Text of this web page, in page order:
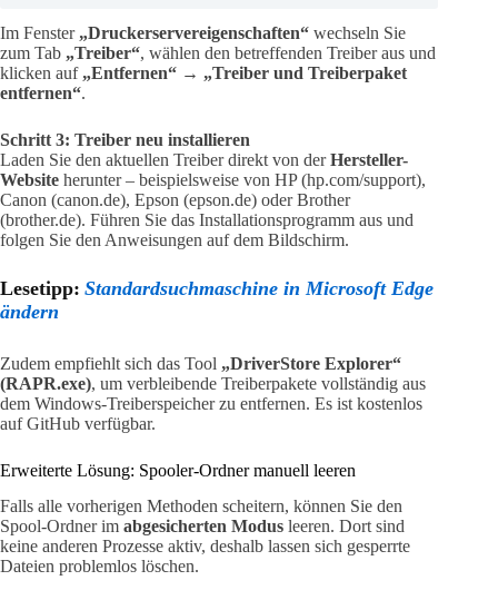
Im Fenster „Druckerservereigenschaften“ wechseln Sie
zum Tab „Treiber“, wählen den betreffenden Treiber aus und
klicken auf „Entfernen“ → „Treiber und Treiberpaket
entfernen“.
Schritt 3: Treiber neu installieren
Laden Sie den aktuellen Treiber direkt von derHersteller-
Website herunter – beispielsweise von HP (hp.com/support),
Canon (canon.de), Epson (epson.de) oder Brother
(brother.de). Führen Sie das Installationsprogramm aus und
folgen Sie den Anweisungen auf dem Bildschirm.
Lesetipp: Standardsuchmaschine in Microsoft Edge
ändern
Zudem empfiehlt sich das Tool „DriverStore Explorer“
(RAPR.exe), um verbleibende Treiberpakete vollständig aus
dem Windows-Treiberspeicher zu entfernen. Es ist kostenlos
auf GitHub verfügbar.
Erweiterte Lösung: Spooler-Ordner manuell leeren
Falls alle vorherigen Methoden scheitern, können Sie den
Spool-Ordner im abgesicherten Modus leeren. Dort sind
keine anderen Prozesse aktiv, deshalb lassen sich gesperrte
Dateien problemlos löschen.